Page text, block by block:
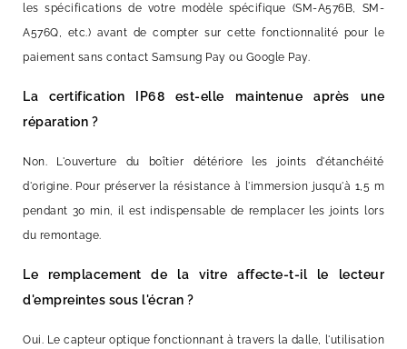
les spécifications de votre modèle spécifique (SM-A576B, SM-
A576Q, etc.) avant de compter sur cette fonctionnalité pour le
paiement sans contact Samsung Pay ou Google Pay.
La certification IP68 est-elle maintenue après une
réparation ?
Non. L'ouverture du boîtier détériore les joints d'étanchéité
d'origine. Pour préserver la résistance à l'immersion jusqu'à 1,5 m
pendant 30 min, il est indispensable de remplacer les joints lors
du remontage.
Le remplacement de la vitre affecte-t-il le lecteur
d'empreintes sous l'écran ?
Oui. Le capteur optique fonctionnant à travers la dalle, l'utilisation